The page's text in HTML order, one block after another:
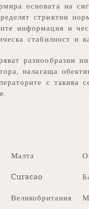
основата на
стриктни
информация и
стабилност и
разнообразни
налагаща
с такива
Малта
Curacao
Великобритания